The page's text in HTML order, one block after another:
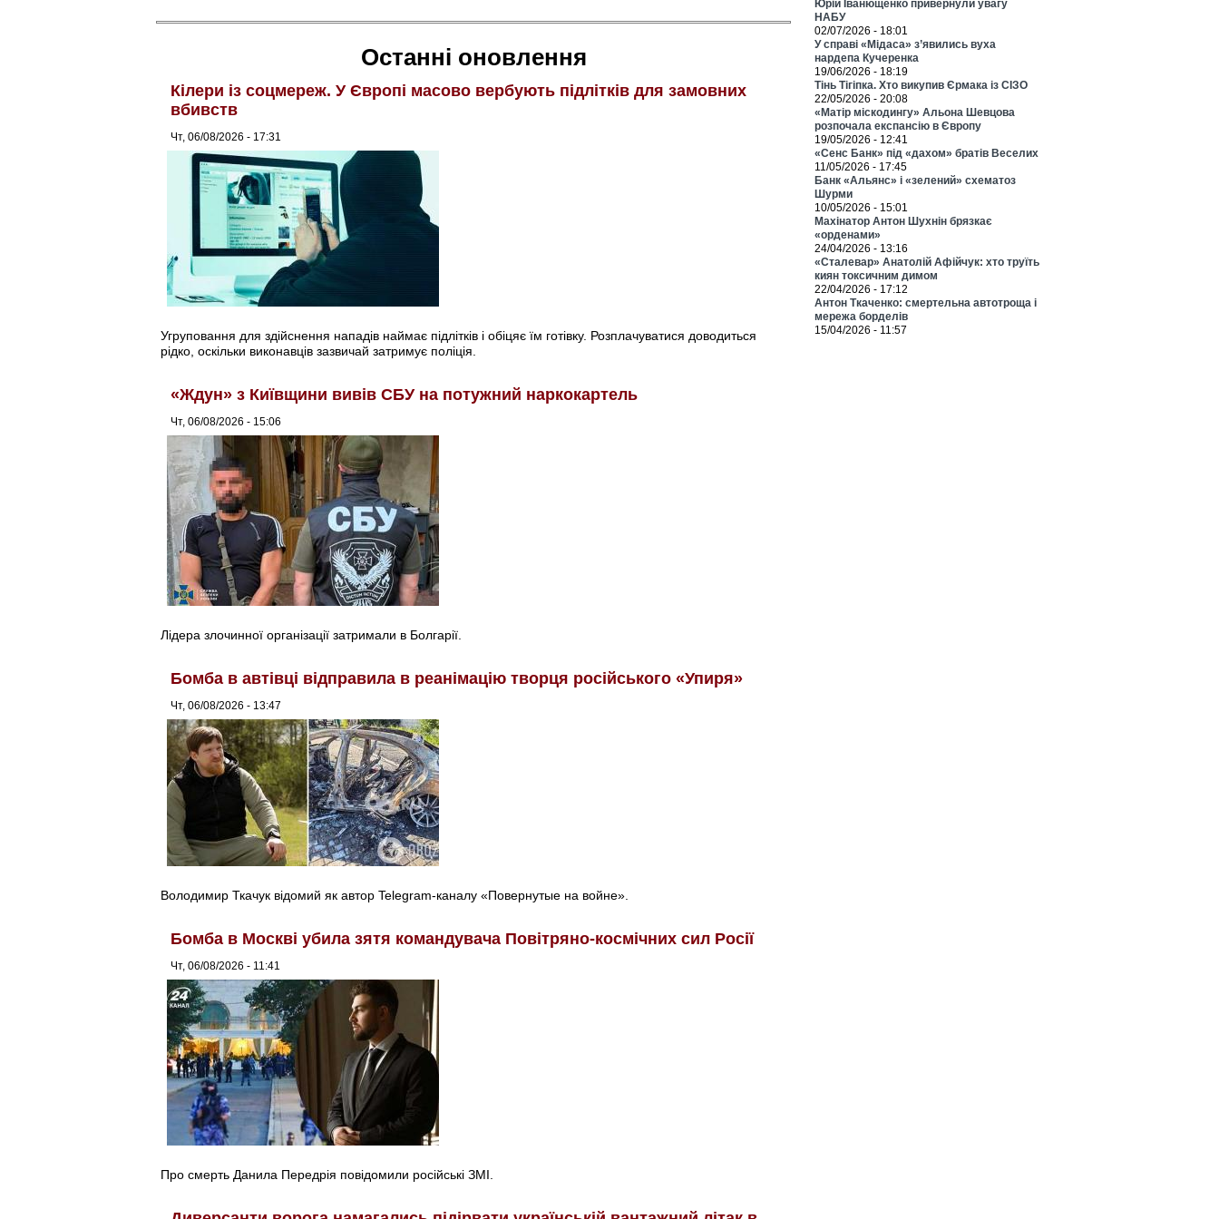
Останні оновлення
Кілери із соцмереж. У Європі масово вербують підлітків для замовних
вбивств
Чт, 06/08/2026 - 17:31
Угруповання для здійснення нападів наймає підлітків і обіцяє їм готівку. Розплачуватися доводиться
рідко, оскільки виконавців зазвичай затримує поліція.
«Ждун» з Київщини вивів СБУ на потужний наркокартель
Чт, 06/08/2026 - 15:06
Лідера злочинної організації затримали в Болгарії.
Бомба в автівці відправила в реанімацію творця російського «Упиря»
Чт, 06/08/2026 - 13:47
Володимир Ткачук відомий як автор Telegram-каналу «Повернутые на войне».
Бомба в Москві убила зятя командувача Повітряно-космічних сил Росії
Чт, 06/08/2026 - 11:41
Про смерть Данила Передрія повідомили російські ЗМІ.
Юрій Іванющенко привернули увагу
НАБУ
02/07/2026 - 18:01
У справі «Мідаса» з’явились вуха
нардепа Кучеренка
19/06/2026 - 18:19
Тінь Тігіпка. Хто викупив Єрмака із СІЗО
22/05/2026 - 20:08
«Матір міскодингу» Альона Шевцова
розпочала експансію в Європу
19/05/2026 - 12:41
«Сенс Банк» під «дахом» братів Веселих
11/05/2026 - 17:45
Банк «Альянс» і «зелений» схематоз
Шурми
10/05/2026 - 15:01
Махінатор Антон Шухнін брязкає
«орденами»
24/04/2026 - 13:16
«Сталевар» Анатолій Афійчук: хто труїть
киян токсичним димом
22/04/2026 - 17:12
Антон Ткаченко: смертельна автотроща і
мережа борделів
15/04/2026 - 11:57